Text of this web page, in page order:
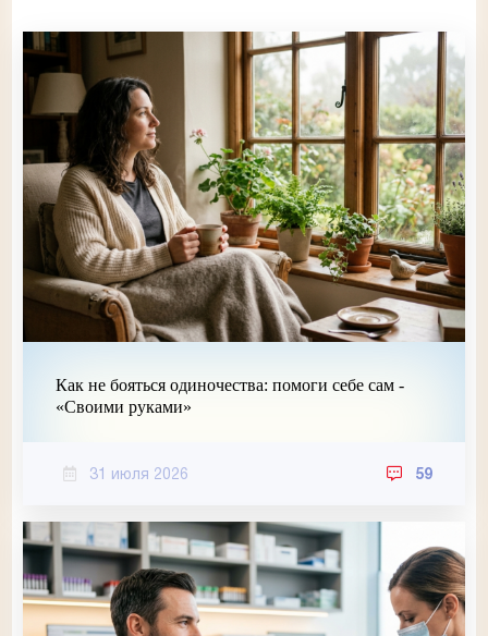
Как не бояться одиночества: помоги себе сам -
«Своими руками»
31 июля 2026 59